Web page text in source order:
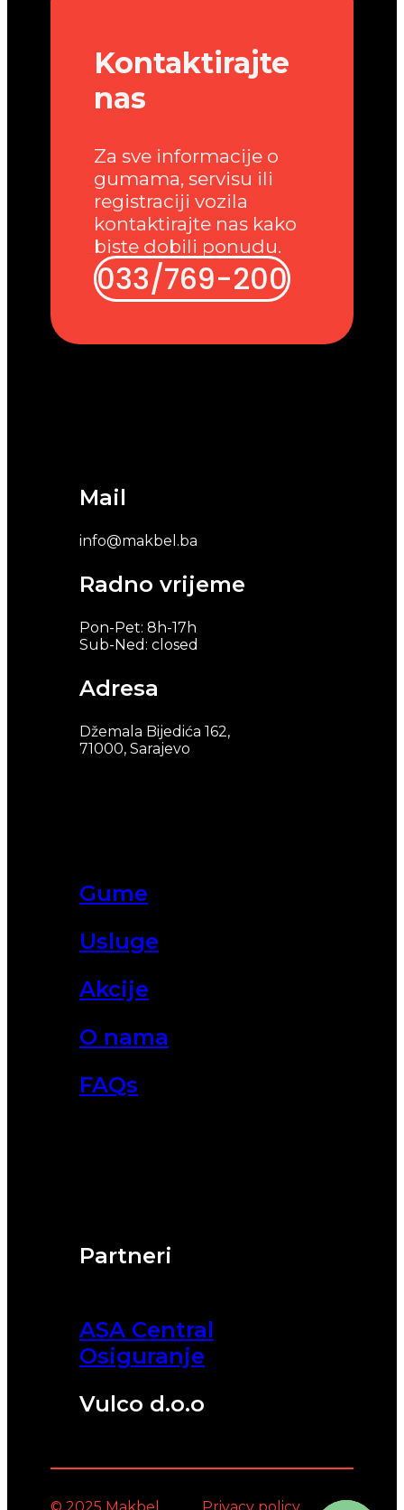
Partneri
ASA Central
Osiguranje
Vulco d.o.o
Gume
Usluge
Akcije
O nama
FAQs
Mail
info@makbel.ba
Radno vrijeme
Pon-Pet: 8h-17h
Sub-Ned: closed
Adresa
Džemala Bijedića 162,
71000, Sarajevo
Kontaktirajte
nas
Za sve informacije o
gumama, servisu ili
registraciji vozila
kontaktirajte nas kako
biste dobili ponudu.
033/769-200